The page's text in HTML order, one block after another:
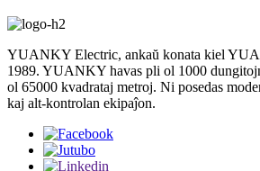
YUANKY Electric, ankaŭ konata kiel
1989. YUANKY havas pli ol 1000
ol 65000 kvadrataj metroj. Ni posedas
kaj alt-kontrolan ekipaĵon.